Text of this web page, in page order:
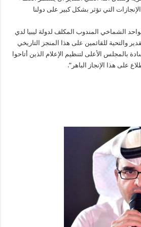
التي تؤثر بشكل كبير على دولنا
الشماخي المندوب المكلف لدولة ليبيا لدي
والتحية للقائمين على هذا المنجز التاريخي
بالمجلس الأعلى لتنظيم الإعلام الذين أتاحوا
على هذا الإنجاز الباهر”.